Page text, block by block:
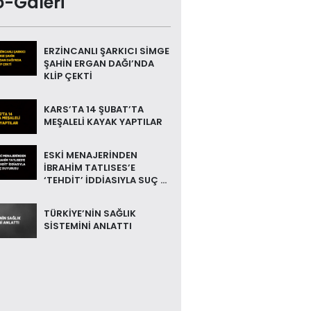
ERZİNCANLI ŞARKICI SİMGE
ŞAHİN ERGAN DAĞI’NDA
KLİP ÇEKTİ
KARS’TA 14 ŞUBAT’TA
MEŞALELİ KAYAK YAPTILAR
ESKİ MENAJERİNDEN
İBRAHİM TATLISES’E
‘TEHDİT’ İDDİASIYLA SUÇ ...
TÜRKİYE’NİN SAĞLIK
SİSTEMİNİ ANLATTI